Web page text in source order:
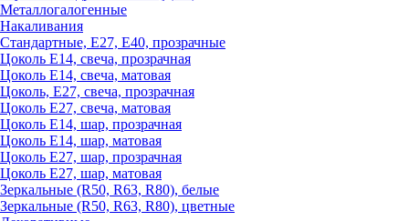
Металлогалогенные
Накаливания
Стандартные, Е27, Е40, прозрачные
Цоколь Е14, свеча, прозрачная
Цоколь Е14, свеча, матовая
Цоколь, Е27, свеча, прозрачная
Цоколь Е27, свеча, матовая
Цоколь Е14, шар, прозрачная
Цоколь Е14, шар, матовая
Цоколь Е27, шар, прозрачная
Цоколь Е27, шар, матовая
Зеркальные (R50, R63, R80), белые
Зеркальные (R50, R63, R80), цветные